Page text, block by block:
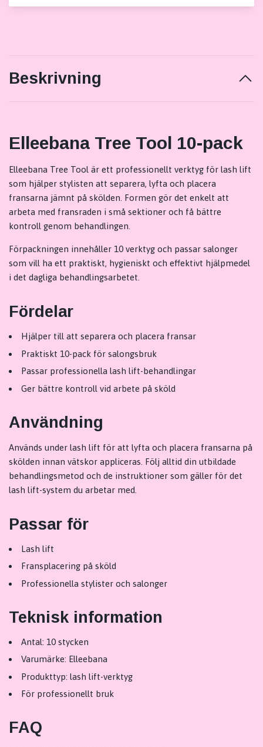
Beskrivning
Elleebana Tree Tool 10-pack
Elleebana Tree Tool är ett professionellt verktyg för lash lift
som hjälper stylisten att separera, lyfta och placera
fransarna jämnt på skölden. Formen gör det enkelt att
arbeta med fransraden i små sektioner och få bättre
kontroll genom behandlingen.
Förpackningen innehåller 10 verktyg och passar salonger
som vill ha ett praktiskt, hygieniskt och effektivt hjälpmedel
i det dagliga behandlingsarbetet.
Fördelar
Hjälper till att separera och placera fransar
Praktiskt 10-pack för salongsbruk
Passar professionella lash lift-behandlingar
Ger bättre kontroll vid arbete på sköld
Användning
Används under lash lift för att lyfta och placera fransarna på
skölden innan vätskor appliceras. Följ alltid din utbildade
behandlingsmetod och de instruktioner som gäller för det
lash lift-system du arbetar med.
Passar för
Lash lift
Fransplacering på sköld
Professionella stylister och salonger
Teknisk information
Antal: 10 stycken
Varumärke: Elleebana
Produkttyp: lash lift-verktyg
För professionellt bruk
FAQ